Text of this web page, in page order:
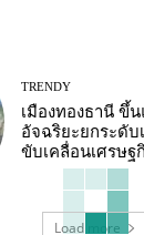
TRENDY
เมืองทองธานี ขึ้
อัจฉริยะยกระดั
ขับเคลื่อนเศรษฐ
Load more